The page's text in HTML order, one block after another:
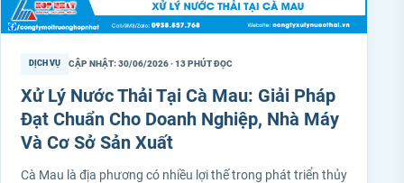
DỊCH VỤ CẬP NHẬT: 30/06/2026 · 13 PHÚT ĐỌC
Xử Lý Nước Thải Tại Cà Mau: Giải Pháp
Đạt Chuẩn Cho Doanh Nghiệp, Nhà Máy
Và Cơ Sở Sản Xuất
Cà Mau là địa phương có nhiều lợi thế trong phát triển thủy